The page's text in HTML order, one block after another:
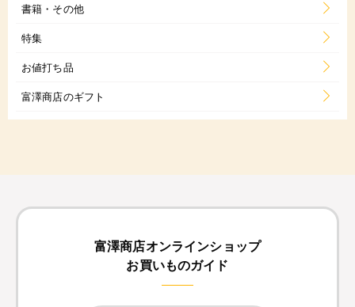
書籍・その他
特集
お値打ち品
富澤商店のギフト
富澤商店オンラインショップ
お買いものガイド